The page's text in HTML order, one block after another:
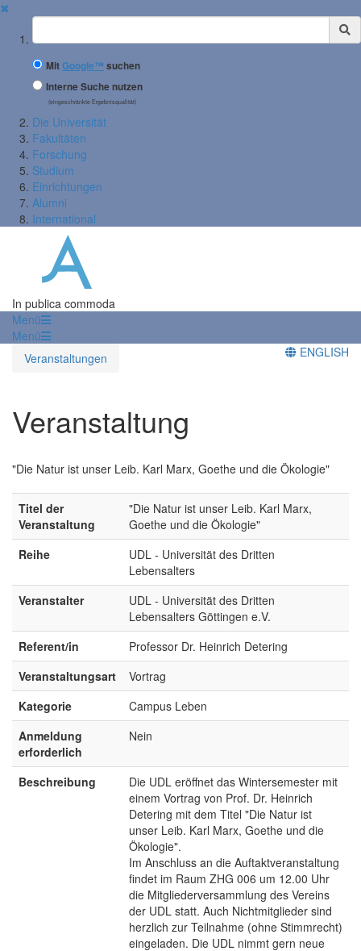
✖
Suchbegriff
MitGoogle™ suchen
Interne Suche nutzen
(eingeschränkte Ergebnisqualität)
Die Universität
Fakultäten
Forschung
Studium
Einrichtungen
Alumni
International
In publica commoda
Menü
Menü
Veranstaltungen
ENGLISH
Veranstaltung
"Die Natur ist unser Leib. Karl Marx, Goethe und die Ökologie"
Titel der
Veranstaltung
"Die Natur ist unser Leib. Karl Marx,
Goethe und die Ökologie"
Reihe
UDL - Universität des Dritten
Lebensalters
Veranstalter
UDL - Universität des Dritten
Lebensalters Göttingen e.V.
Referent/in
Professor Dr. Heinrich Detering
Veranstaltungsart
Vortrag
Kategorie
Campus Leben
Anmeldung
erforderlich
Nein
Beschreibung
Die UDL eröffnet das Wintersemester mit
einem Vortrag von Prof. Dr. Heinrich
Detering mit dem Titel "Die Natur ist
unser Leib. Karl Marx, Goethe und die
Ökologie".
Im Anschluss an die Auftaktveranstaltung
findet im Raum ZHG 006 um 12.00 Uhr
die Mitgliederversammlung des Vereins
der UDL statt. Auch Nichtmitglieder sind
herzlich zur Teilnahme (ohne Stimmrecht)
eingeladen. Die UDL nimmt gern neue